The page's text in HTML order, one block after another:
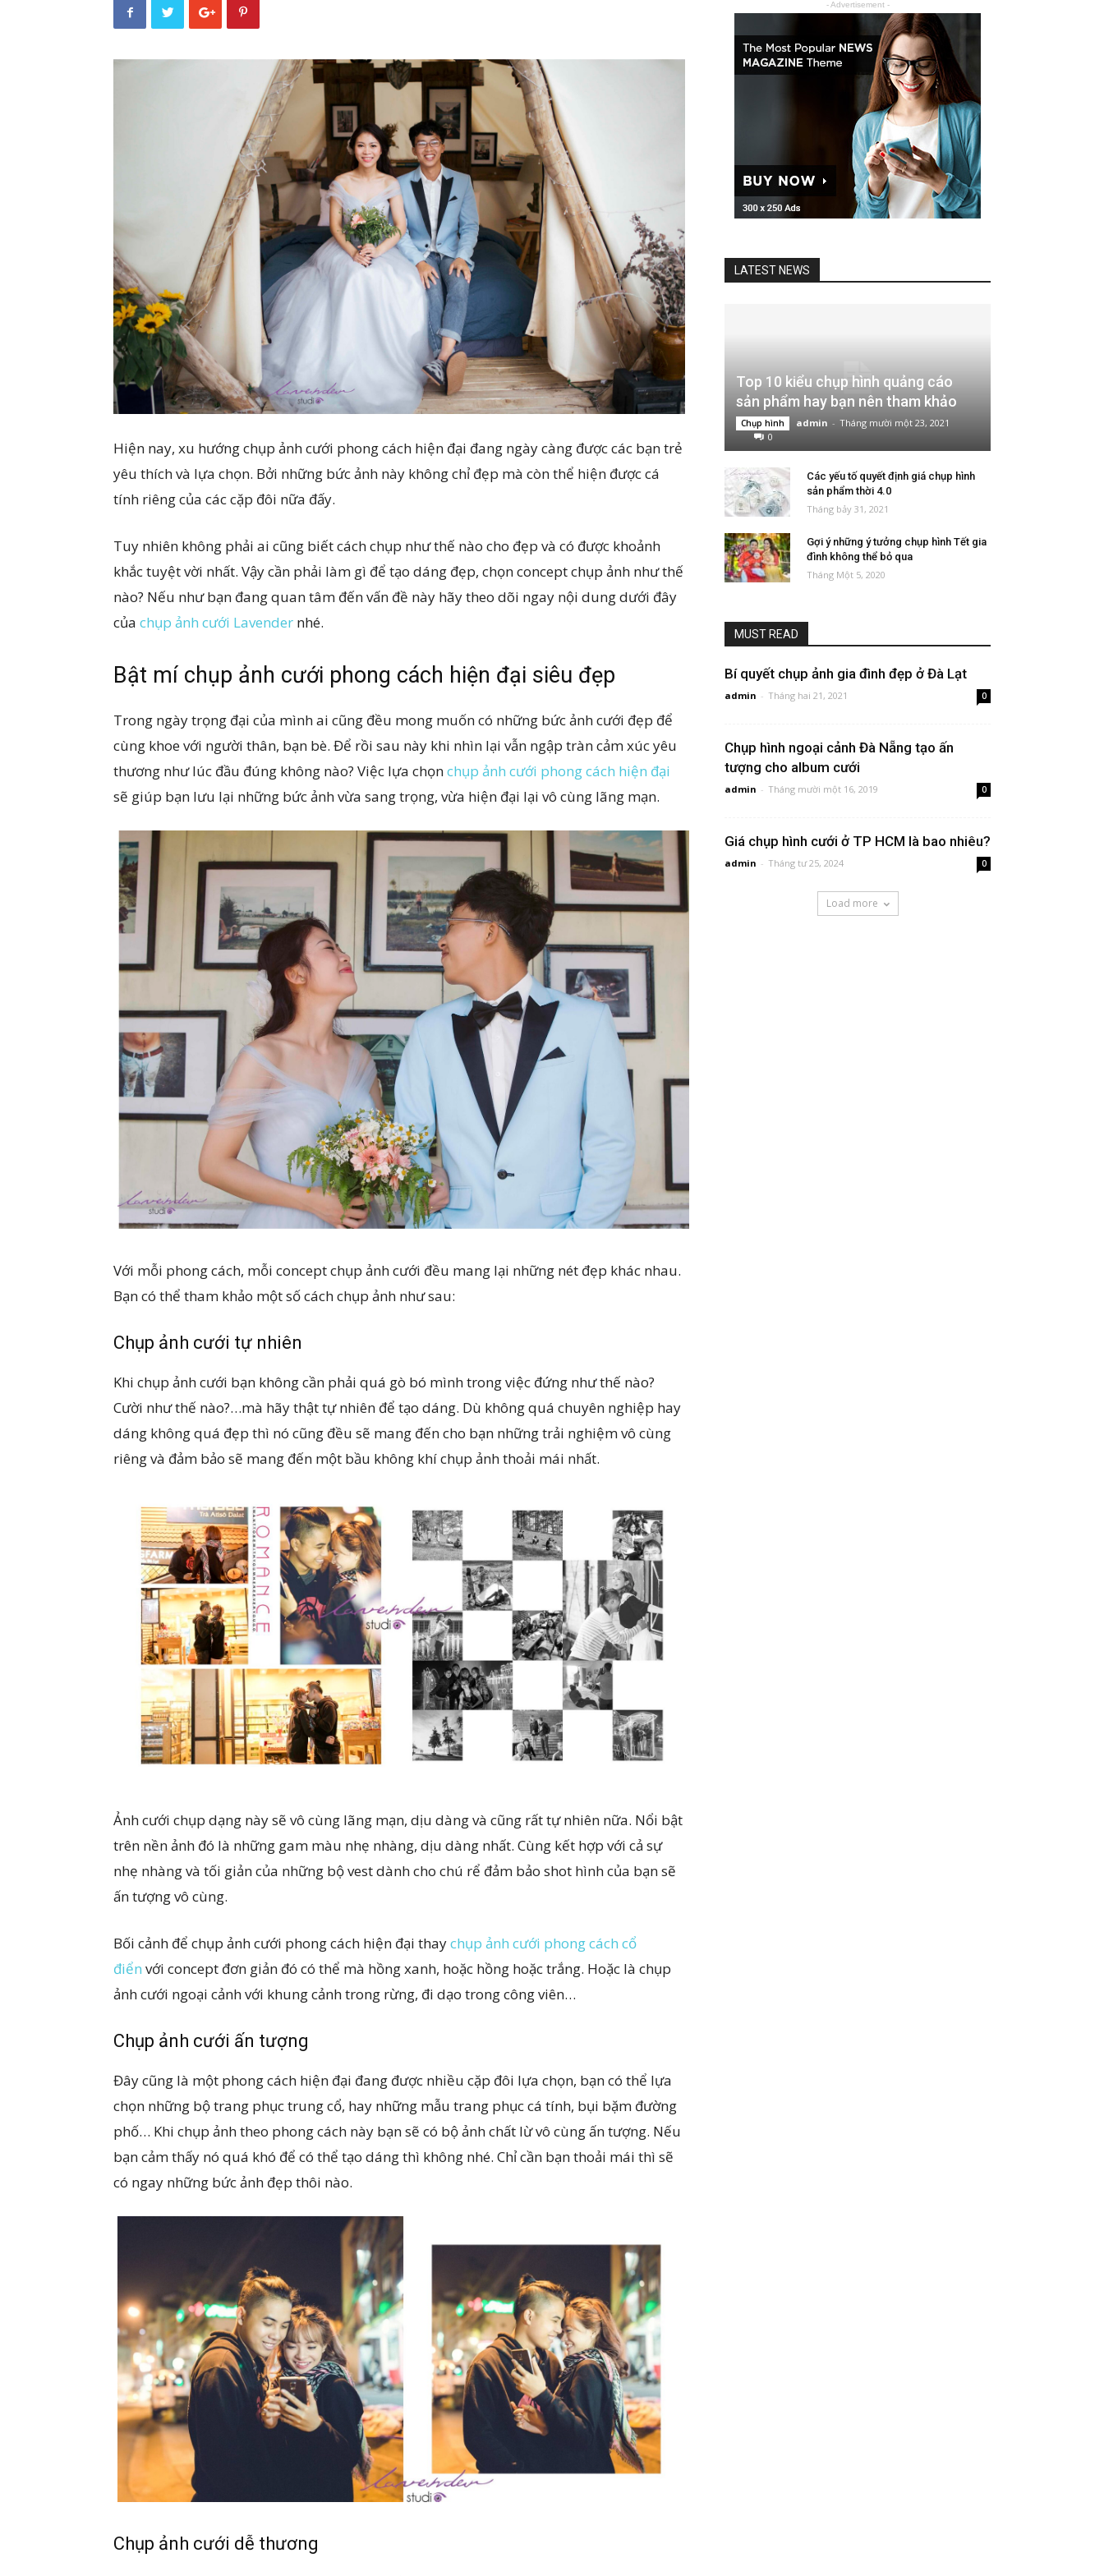
Hiện nay, xu hướng chụp ảnh cưới phong cách hiện đại đang ngày càng được các bạn trẻ
yêu thích và lựa chọn. Bởi những bức ảnh này không chỉ đẹp mà còn thể hiện được cá
tính riêng của các cặp đôi nữa đấy.
Tuy nhiên không phải ai cũng biết cách chụp như thế nào cho đẹp và có được khoảnh
khắc tuyệt vời nhất. Vậy cần phải làm gì để tạo dáng đẹp, chọn concept chụp ảnh như thế
nào? Nếu như bạn đang quan tâm đến vấn đề này hãy theo dõi ngay nội dung dưới đây
của chụp ảnh cưới Lavender nhé.
Bật mí chụp ảnh cưới phong cách hiện đại siêu đẹp
Trong ngày trọng đại của mình ai cũng đều mong muốn có những bức ảnh cưới đẹp để
cùng khoe với người thân, bạn bè. Để rồi sau này khi nhìn lại vẫn ngập tràn cảm xúc yêu
thương như lúc đầu đúng không nào? Việc lựa chọnchụp ảnh cưới phong cách hiện đại
sẽ giúp bạn lưu lại những bức ảnh vừa sang trọng, vừa hiện đại lại vô cùng lãng mạn.
Với mỗi phong cách, mỗi concept chụp ảnh cưới đều mang lại những nét đẹp khác nhau.
Bạn có thể tham khảo một số cách chụp ảnh như sau:
Chụp ảnh cưới tự nhiên
Khi chụp ảnh cưới bạn không cần phải quá gò bó mình trong việc đứng như thế nào?
Cười như thế nào?…mà hãy thật tự nhiên để tạo dáng. Dù không quá chuyên nghiệp hay
dáng không quá đẹp thì nó cũng đều sẽ mang đến cho bạn những trải nghiệm vô cùng
riêng và đảm bảo sẽ mang đến một bầu không khí chụp ảnh thoải mái nhất.
Ảnh cưới chụp dạng này sẽ vô cùng lãng mạn, dịu dàng và cũng rất tự nhiên nữa. Nổi bật
trên nền ảnh đó là những gam màu nhẹ nhàng, dịu dàng nhất. Cùng kết hợp với cả sự
nhẹ nhàng và tối giản của những bộ vest dành cho chú rể đảm bảo shot hình của bạn sẽ
ấn tượng vô cùng.
Bối cảnh để chụp ảnh cưới phong cách hiện đại thaychụp ảnh cưới phong cách cổ
điển với concept đơn giản đó có thể mà hồng xanh, hoặc hồng hoặc trắng. Hoặc là chụp
ảnh cưới ngoại cảnh với khung cảnh trong rừng, đi dạo trong công viên…
Chụp ảnh cưới ấn tượng
Đây cũng là một phong cách hiện đại đang được nhiều cặp đôi lựa chọn, bạn có thể lựa
chọn những bộ trang phục trung cổ, hay những mẫu trang phục cá tính, bụi bặm đường
phố… Khi chụp ảnh theo phong cách này bạn sẽ có bộ ảnh chất lừ vô cùng ấn tượng. Nếu
bạn cảm thấy nó quá khó để có thể tạo dáng thì không nhé. Chỉ cần bạn thoải mái thì sẽ
có ngay những bức ảnh đẹp thôi nào.
Chụp ảnh cưới dễ thương
- Advertisement -
LATEST NEWS
Top 10 kiểu chụp hình quảng cáo
sản phẩm hay bạn nên tham khảo
Chụp hình admin - Tháng mười một 23, 2021
0
Các yếu tố quyết định giá chụp hình
sản phẩm thời 4.0
Tháng bảy 31, 2021
Gợi ý những ý tưởng chụp hình Tết gia
đình không thể bỏ qua
Tháng Một 5, 2020
MUST READ
Bí quyết chụp ảnh gia đình đẹp ở Đà Lạt
admin - Tháng hai 21, 2021 0
Chụp hình ngoại cảnh Đà Nẵng tạo ấn
tượng cho album cưới
admin - Tháng mười một 16, 2019 0
Giá chụp hình cưới ở TP HCM là bao nhiêu?
admin - Tháng tư 25, 2024 0
Load more